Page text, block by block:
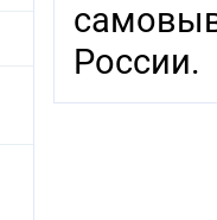
России.